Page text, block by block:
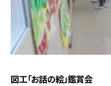
図工「お話の絵」鑑賞会